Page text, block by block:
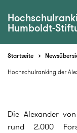
Humboldt-
Startseite
Hochschulranking der
Die Alexander
rund 2.000